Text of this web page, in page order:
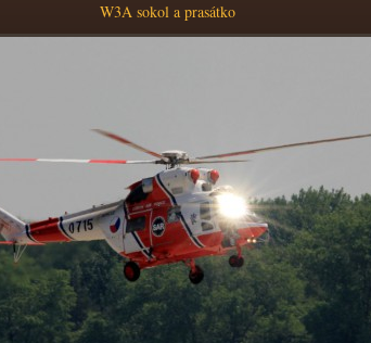
W3A sokol a prasátko